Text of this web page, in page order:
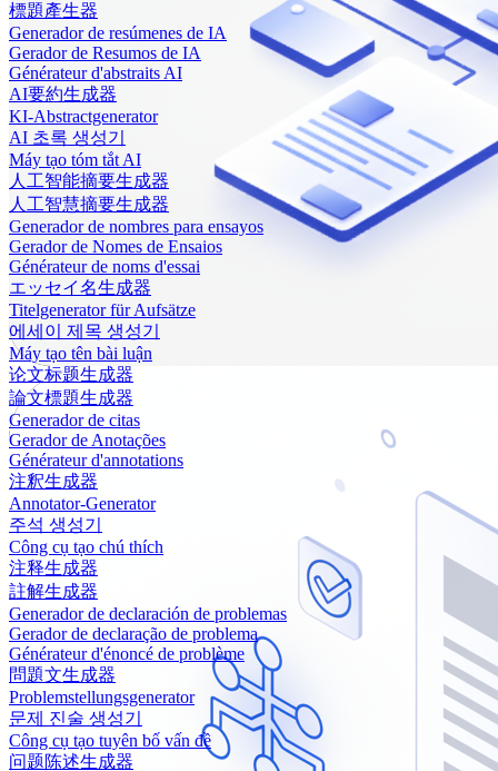
標題產生器
Generador de resúmenes de IA
Gerador de Resumos de IA
Générateur d'abstraits AI
AI要約生成器
KI-Abstractgenerator
AI 초록 생성기
Máy tạo tóm tắt AI
人工智能摘要生成器
人工智慧摘要生成器
Generador de nombres para ensayos
Gerador de Nomes de Ensaios
Générateur de noms d'essai
エッセイ名生成器
Titelgenerator für Aufsätze
에세이 제목 생성기
Máy tạo tên bài luận
论文标题生成器
論文標題生成器
Generador de citas
Gerador de Anotações
Générateur d'annotations
注釈生成器
Annotator-Generator
주석 생성기
Công cụ tạo chú thích
注释生成器
註解生成器
Generador de declaración de problemas
Gerador de declaração de problema
Générateur d'énoncé de problème
問題文生成器
Problemstellungsgenerator
문제 진술 생성기
Công cụ tạo tuyên bố vấn đề
问题陈述生成器